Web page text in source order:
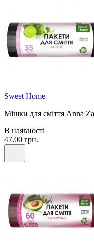
Sweet Home
Мішки для сміття Anna
В наявності
47.00 грн.